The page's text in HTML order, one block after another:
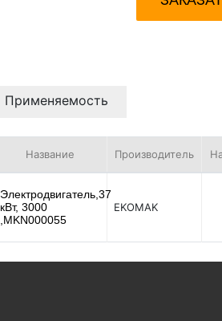
Применяемость
Название Производитель
Электродвигатель,37
кВт, 3000
,MKN000055
EKOMAK